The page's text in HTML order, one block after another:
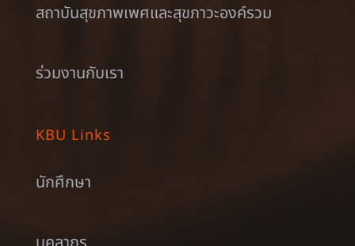
สถาบันสุขภาพเพศและสุขภาวะองค์รวม
ร่วมงานกับเรา
KBU Links
นักศึกษา